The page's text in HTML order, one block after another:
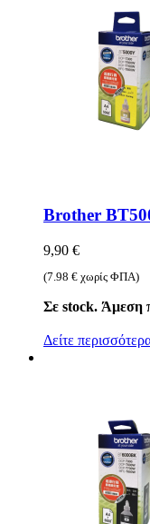
Brother
9,90 €
(7.98 € χωρίς ΦΠΑ)
Σε stock. Άμεση
Δείτε